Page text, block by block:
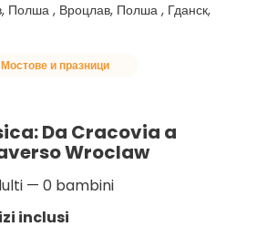
Полша , Вроцлав, Полша , Гданск,
Мостове и празници
Da Cracovia a
Wroclaw
— 0 bambini
inclusi